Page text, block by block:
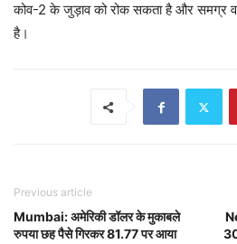
कोव-2 के जुड़ाव को रोक सकता है और समग्र
है।
Previous article
Mumbai: अमेरिकी डॉलर के मुकाबले
रुपया छह पैसे गिरकर 81.77 पर आया